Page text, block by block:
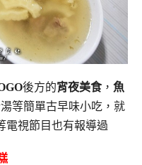
後方的宵夜美食， 魚
等簡單古早味小吃，就
電視節目也有報導過